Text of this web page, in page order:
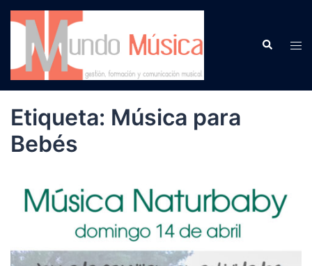
Saltar
contenido
Buscar
Etiqueta: Música para
Bebés